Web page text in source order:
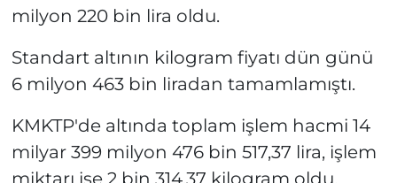
milyon 220 bin lira oldu.
Standart altının kilogram fiyatı dün günü
6 milyon 463 bin liradan tamamlamıştı.
KMKTP'de altında toplam işlem hacmi 14
milyar 399 milyon 476 bin 517,37 lira, işlem
miktarı ise 2 bin 314,37 kilogram oldu.